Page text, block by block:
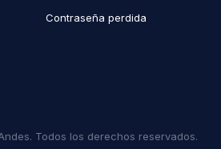
Contraseña perdida
Todos los derechos reservados.